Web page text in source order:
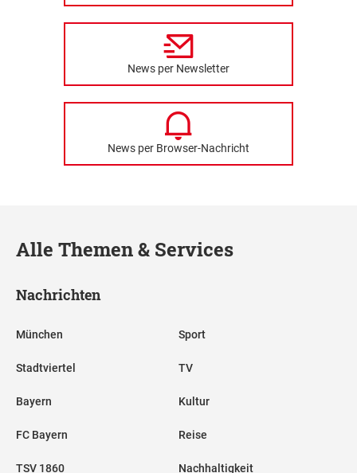
News per Newsletter
News per Browser-Nachricht
Alle Themen & Services
Nachrichten
München
Stadtviertel
Bayern
FC Bayern
TSV 1860
Sport
TV
Kultur
Reise
Nachhaltigkeit